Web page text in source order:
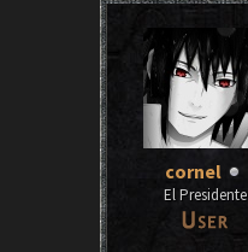
cornel
El Presidente